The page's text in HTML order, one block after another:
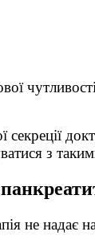
з
не надає